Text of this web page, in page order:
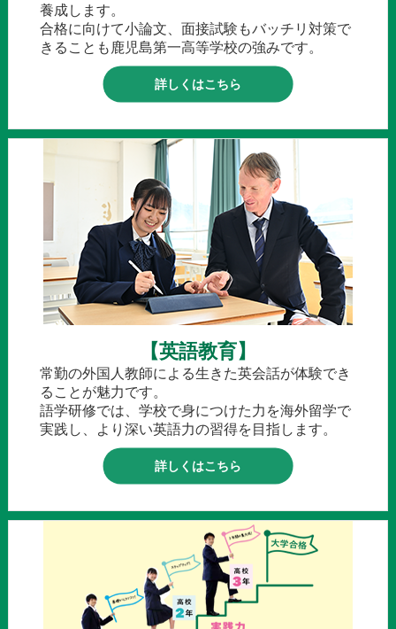
養成します。
合格に向けて小論文、面接試験もバッチリ対策で
きることも鹿児島第一高等学校の強みです。
詳しくはこちら
【英語教育】
常勤の外国人教師による生きた英会話が体験でき
ることが魅力です。
語学研修では、学校で身につけた力を海外留学で
実践し、より深い英語力の習得を目指します。
詳しくはこちら